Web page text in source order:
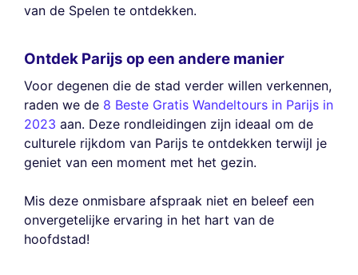
van de Spelen te ontdekken.
Ontdek Parijs op een andere manier
Voor degenen die de stad verder willen verkennen,
raden we de 8 Beste Gratis Wandeltours in Parijs in
2023 aan. Deze rondleidingen zijn ideaal om de
culturele rijkdom van Parijs te ontdekken terwijl je
geniet van een moment met het gezin.
Mis deze onmisbare afspraak niet en beleef een
onvergetelijke ervaring in het hart van de
hoofdstad!